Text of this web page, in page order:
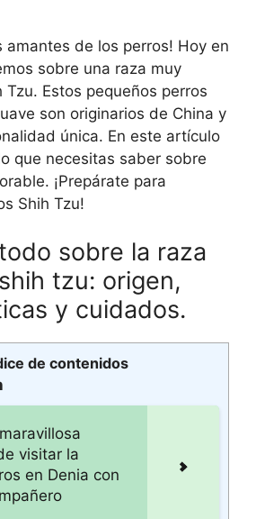
amantes de los perros! Hoy en
sobre una raza muy
Tzu. Estos pequeños perros
son originarios de China y
única. En este artículo
que necesitas saber sobre
¡Prepárate para
Shih Tzu!
sobre la raza
tzu: origen,
y cuidados.
de contenidos
visitar la
en Denia con